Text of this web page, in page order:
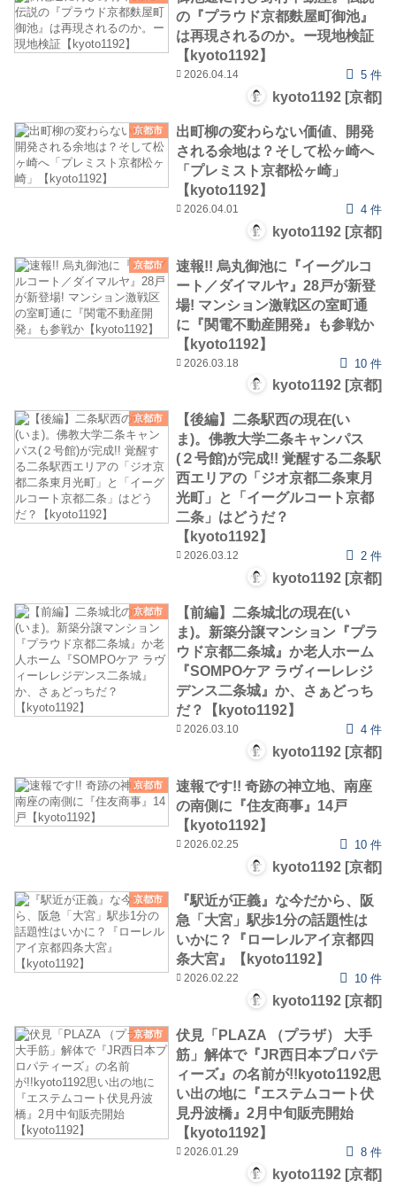
の『プラウド京都麩屋町御池』
は再現されるのか。ー現地検証
【kyoto1192】
2026.04.14 5 件
kyoto1192 [京都]
京都市
出町柳の変わらない価値、開発
される余地は？そして松ヶ崎へ
「プレミスト京都松ヶ崎」
【kyoto1192】
2026.04.01 4 件
kyoto1192 [京都]
京都市
速報!! 烏丸御池に『イーグルコ
ート／ダイマルヤ』28戸が新登
場! マンション激戦区の室町通
に『関電不動産開発』も参戦か
【kyoto1192】
2026.03.18 10 件
kyoto1192 [京都]
京都市
【後編】二条駅西の現在(い
ま)。佛教大学二条キャンパス
(２号館)が完成!! 覚醒する二条駅
西エリアの「ジオ京都二条東月
光町」と「イーグルコート京都
二条」はどうだ？
【kyoto1192】
2026.03.12 2 件
kyoto1192 [京都]
京都市
【前編】二条城北の現在(い
ま)。新築分譲マンション『プラ
ウド京都二条城』か老人ホーム
『SOMPOケア ラヴィーレレジ
デンス二条城』か、さぁどっち
だ？【kyoto1192】
2026.03.10 4 件
kyoto1192 [京都]
京都市
速報です!! 奇跡の神立地、南座
の南側に『住友商事』14戸
【kyoto1192】
2026.02.25 10 件
kyoto1192 [京都]
京都市
『駅近が正義』な今だから、阪
急「大宮」駅歩1分の話題性は
いかに？『ローレルアイ京都四
条大宮』【kyoto1192】
2026.02.22 10 件
kyoto1192 [京都]
京都市
伏見「PLAZA （プラザ） 大手
筋」解体で『JR西日本プロパテ
ィーズ』の名前が!!kyoto1192思
い出の地に『エステムコート伏
見丹波橋』2月中旬販売開始
【kyoto1192】
2026.01.29 8 件
kyoto1192 [京都]